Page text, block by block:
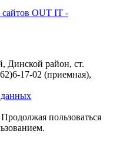
OUT IT -
Динской район, ст.
17-02 (приемная),
Продолжая пользоваться